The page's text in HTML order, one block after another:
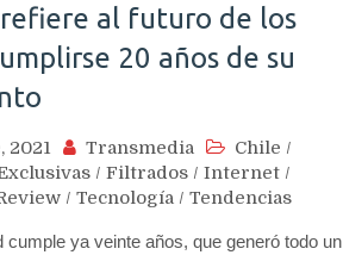
al futuro de los
20 años de su
2021 Transmedia Chile /
/ Filtrados / Internet /
/ Tecnología / Tendencias
cumple ya veinte años, que generó todo un